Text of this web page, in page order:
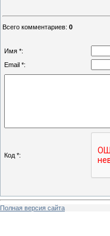
Всего комментариев: 0
Имя *:
Email *:
Код *:
Полная версия сайта